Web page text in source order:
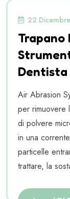
22
Trapano
Dentista
Air Abrasion
per rimuovere
di polvere
in una
particelle
trattare, la